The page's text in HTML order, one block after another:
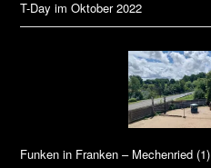
T-Day im Oktober 2022
Funken in Franken – Mechenried (1)